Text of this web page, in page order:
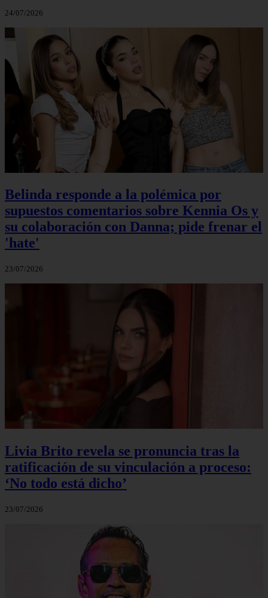
24/07/2026
Belinda responde a la polémica por
supuestos comentarios sobre Kennia Os y
su colaboración con Danna; pide frenar el
'hate'
23/07/2026
Livia Brito revela se pronuncia tras la
ratificación de su vinculación a proceso:
‘No todo está dicho’
23/07/2026